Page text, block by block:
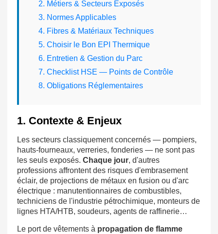
2. Métiers & Secteurs Exposés
3. Normes Applicables
4. Fibres & Matériaux Techniques
5. Choisir le Bon EPI Thermique
6. Entretien & Gestion du Parc
7. Checklist HSE — Points de Contrôle
8. Obligations Réglementaires
1. Contexte & Enjeux
Les secteurs classiquement concernés — pompiers,
hauts-fourneaux, verreries, fonderies — ne sont pas
les seuls exposés. Chaque jour, d'autres
professions affrontent des risques d'embrasement
éclair, de projections de métaux en fusion ou d'arc
électrique : manutentionnaires de combustibles,
techniciens de l'industrie pétrochimique, monteurs de
lignes HTA/HTB, soudeurs, agents de raffinerie…
Le port de vêtements à propagation de flamme